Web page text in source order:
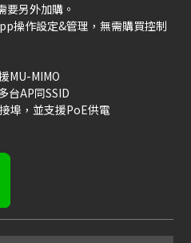
要另外加購。
操作設定&管理，無需購買控制
MU-MIMO
台AP同SSID
埠，並支援PoE供電